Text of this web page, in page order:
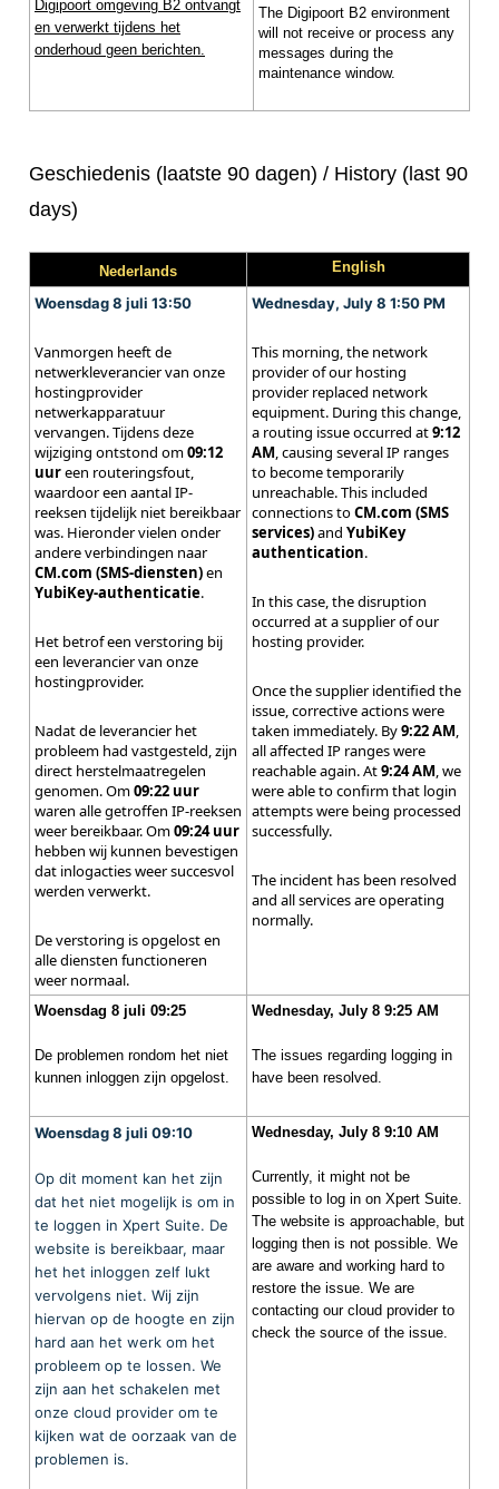
Digipoort omgeving B2 ontvangt
en verwerkt tijdens het
onderhoud geen berichten.
The Digipoort B2 environment
will not receive or process any
messages during the
maintenance window.
Geschiedenis (laatste 90 dagen) / History (last 90
days)
Nederlands English
Woensdag 8 juli 13:50
Vanmorgen heeft de
netwerkleverancier van onze
hostingprovider
netwerkapparatuur
vervangen. Tijdens deze
wijziging ontstond om09:12
uureen routeringsfout,
waardoor een aantal IP-
reeksen tijdelijk niet bereikbaar
was. Hieronder vielen onder
andere verbindingen naar
CM.com (SMS-diensten)en
YubiKey-authenticatie.
Het betrof een verstoring bij
een leverancier van onze
hostingprovider.
Nadat de leverancier het
probleem had vastgesteld, zijn
direct herstelmaatregelen
genomen. Om09:22 uur
waren alle getroffen IP-reeksen
weer bereikbaar. Om09:24 uur
hebben wij kunnen bevestigen
dat inlogacties weer succesvol
werden verwerkt.
De verstoring is opgelost en
alle diensten functioneren
weer normaal.
Wednesday, July 8 1:50 PM
This morning, the network
provider of our hosting
provider replaced network
equipment. During this change,
a routing issue occurred at9:12
AM, causing several IP ranges
to become temporarily
unreachable. This included
connections toCM.com (SMS
services)and YubiKey
authentication.
In this case, the disruption
occurred at a supplier of our
hosting provider.
Once the supplier identified the
issue, corrective actions were
taken immediately. By9:22 AM,
all affected IP ranges were
reachable again. At9:24 AM, we
were able to confirm that login
attempts were being processed
successfully.
The incident has been resolved
and all services are operating
normally.
Woensdag 8 juli 09:25
De problemen rondom het niet
kunnen inloggen zijn opgelost.
Wednesday, July 8 9:25 AM
The issues regarding logging in
have been resolved.
Woensdag 8 juli 09:10
Op dit moment kan het zijn
dat het niet mogelijk is om in
te loggen in Xpert Suite. De
website is bereikbaar, maar
het het inloggen zelf lukt
vervolgens niet. Wij zijn
hiervan op de hoogte en zijn
hard aan het werk om het
probleem op te lossen. We
zijn aan het schakelen met
onze cloud provider om te
kijken wat de oorzaak van de
problemen is.
Wednesday, July 8 9:10 AM
Currently, it might not be
possible to log in on Xpert Suite.
The website is approachable, but
logging then is not possible. We
are aware and working hard to
restore the issue. We are
contacting our cloud provider to
check the source of the issue.